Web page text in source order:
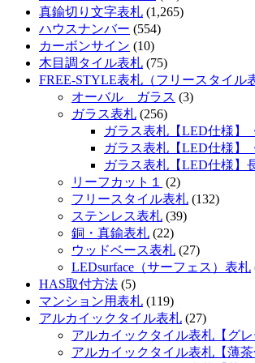
真鍮切り文字表札 (1,265)
ハウスナンバー (554)
カーボンサイン (10)
木目調タイル表札 (75)
FREE-STYLE表札（フリースタイル
オーバル ガラス (3)
ガラス表札 (256)
ガラス表札【LED仕様】
ガラス表札【LED仕様】
ガラス表札【LED仕様】
リーフカット１
(2)
フリースタイル表札 (132)
ステンレス表札 (39)
銅・真鍮表札 (22)
ウッドベース表札 (27)
LEDsurface（サーフェス）表札
HAS取付方法 (5)
マンション用表札 (119)
アルカイックタイル表札 (27)
アルカイックタイル表札【グレ
アルカイックタイル表札【薄茶